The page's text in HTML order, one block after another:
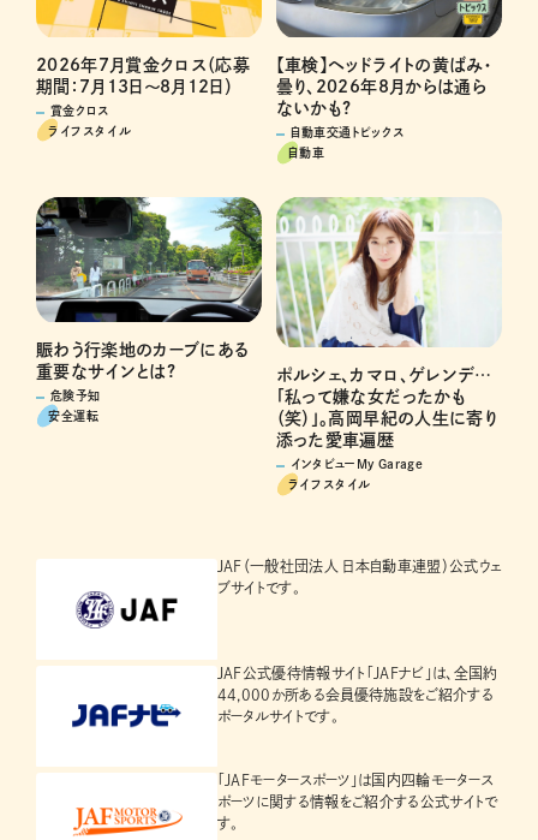
2026年7月賞金クロス（応募
期間：7月13日～8月12日）
賞金クロス
ライフスタイル
【車検】ヘッドライトの黄ばみ・
曇り、2026年8月からは通ら
ないかも?
自動車交通トピックス
自動車
賑わう行楽地のカーブにある
重要なサインとは?
危険予知
安全運転
ポルシェ、カマロ、ゲレンデ…
「私って嫌な女だったかも
（笑）」。高岡早紀の人生に寄り
添った愛車遍歴
インタビューMy Garage
ライフスタイル
JAF（一般社団法人 日本自動車連盟）公式ウェ
ブサイトです。
JAF公式優待情報サイト「JAFナビ」は、全国約
44,000か所ある会員優待施設をご紹介する
ポータルサイトです。
「JAFモータースポーツ」は国内四輪モータース
ポーツに関する情報をご紹介する公式サイトで
す。